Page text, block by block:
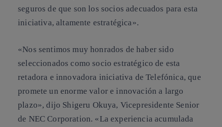
seguros de que son los socios adecuados para esta
iniciativa, altamente estratégica».
«Nos sentimos muy honrados de haber sido
seleccionados como socio estratégico de esta
retadora e innovadora iniciativa de Telefónica, que
promete un enorme valor e innovación a largo
plazo», dijo Shigeru Okuya, Vicepresidente Senior
de NEC Corporation. «La experiencia acumulada